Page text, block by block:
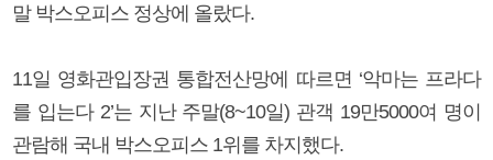
말 박스오피스 정상에 올랐다.
11일 영화관입장권 통합전산망에 따르면 ‘악마는 프라다
를 입는다 2’는 지난 주말(8~10일) 관객 19만5000여 명이
관람해 국내 박스오피스 1위를 차지했다.